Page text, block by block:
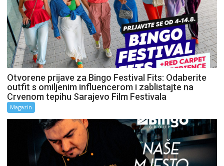
Otvorene prijave za Bingo Festival Fits: Odaberite
outfit s omiljenim influencerom i zablistajte na
Crvenom tepihu Sarajevo Film Festivala
Magazin